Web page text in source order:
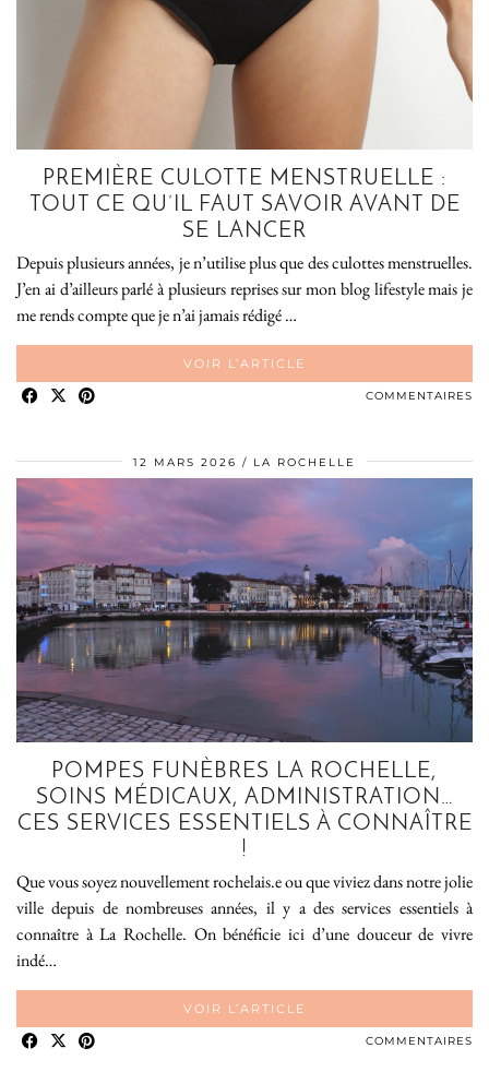
PREMIÈRE CULOTTE MENSTRUELLE :
TOUT CE QU’IL FAUT SAVOIR AVANT DE
SE LANCER
Depuis plusieurs années, je n’utilise plus que des culottes menstruelles.
J’en ai d’ailleurs parlé à plusieurs reprises sur mon blog lifestyle mais je
me rends compte que je n’ai jamais rédigé …
VOIR L’ARTICLE
COMMENTAIRES
12 MARS 2026 LA ROCHELLE
POMPES FUNÈBRES LA ROCHELLE,
SOINS MÉDICAUX, ADMINISTRATION…
CES SERVICES ESSENTIELS À CONNAÎTRE
!
Que vous soyez nouvellement rochelais.e ou que viviez dans notre jolie
ville depuis de nombreuses années, il y a des services essentiels à
connaître à La Rochelle. On bénéficie ici d’une douceur de vivre
indé…
VOIR L’ARTICLE
COMMENTAIRES